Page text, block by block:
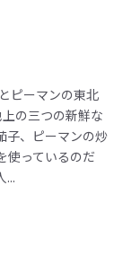
ピーマンの東北
の三つの新鮮な
子、ピーマンの炒
使っているのだ
...